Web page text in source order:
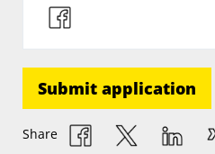
Submit application
Share